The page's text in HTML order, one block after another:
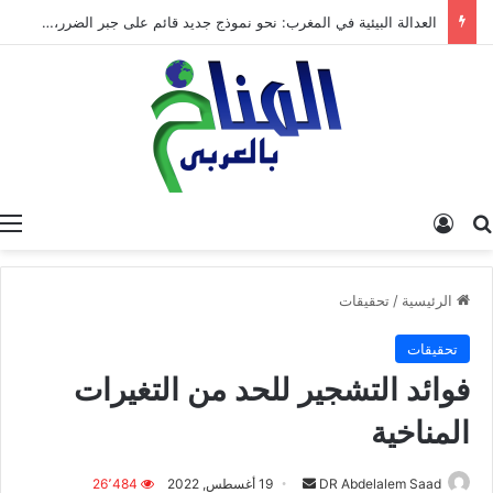
العدالة البيئية في المغرب: نحو نموذج جديد قائم على جبر الضرر، دراسة تحليلية.
البحث عن
الرئيسية / تحقيقات
تحقيقات
فوائد التشجير للحد من التغيرات
المناخية
DR Abdelalem Saad 19 أغسطس, 2022 26٬484